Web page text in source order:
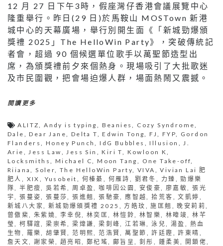
12 月 27 日下午3時，假座灣仔香港會議展覽中心
隆重舉行。昨日(29 日)於馬鞍山 MOSTown 新港
城中心的天幕廣場，舉行別開生面《「新城勁爆頒
獎禮 2025」The HelloWin Party》，突破傳統記
者會，超過 90 個候選單位歌手以萬聖節造型出
席，為頒獎禮前夕來個熱身。現場吸引了大批歌迷
及市民圍觀，把會場迫爆人群，場面熱鬧又震撼。
閱讀更多
ALITZ ,Andy is typing Beanies Cozy Syndrome
Dale
,Dear Jane Delta T ,Edwin Tong ,FJ FYP
Gordon
Flanders
,Honey Punch ,IdG Bubbles ,Illusion
J.
Arie
Jess Law Jess Sin ,Kiri T Kowloon K
Locksmiths
Michael C ,Moon Tang One Take-off
Riiana
,Soler ,The HelloWin Party ,VIVA ,Vivian Lai 肥
肥人
XIX Yusobeit 何榛綦 何雁詩 劉君冬 力臻 ,勁爆樂
隊
,半肥瘦 ,吳若希 周卓盈 咖啡因公園 ,安俊豪 廖嘉敏 ,張光
宇
,張蔓姿 ,張蔓莎 ,張進翹 ,張馳豪 應智越 ,拾荒客 ,文凱婷
新城八大家
新城勁爆頒獎禮 2025 ,方皓玟 ,施匡翹 晚安莉莉
曾傲棐
,朱紫嬈 ,李幸倪 ,林奕匡 ,林愷鈴 ,林智樂 ,林暐竣 ,林芊
瑩
,柯驛誼 ,梁崇希 ,梁煒謙 ,梁釗峰 ,江若琳 ,泳兒 湯盈
熱血
生物
羅樂 ,胡肇賢 ,范明熙 ,范浩賢 ,萬聖節 ,許廷鏗 ,許東晴
詹天文
,謝家榮 ,趙亮昭 ,鄭杞瑤 ,鄺旨呈 ,釗彤 鍾柔美 開鎖佬